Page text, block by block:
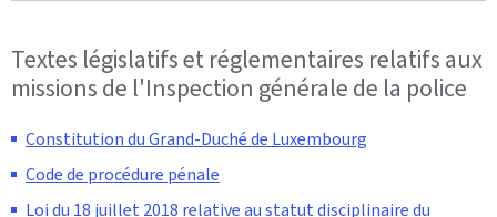
Textes législatifs et réglementaires relatifs aux
missions de l'Inspection générale de la police
Constitution du Grand-Duché de Luxembourg
Code de procédure pénale
Loi du 18 juillet 2018 relative au statut disciplinaire du